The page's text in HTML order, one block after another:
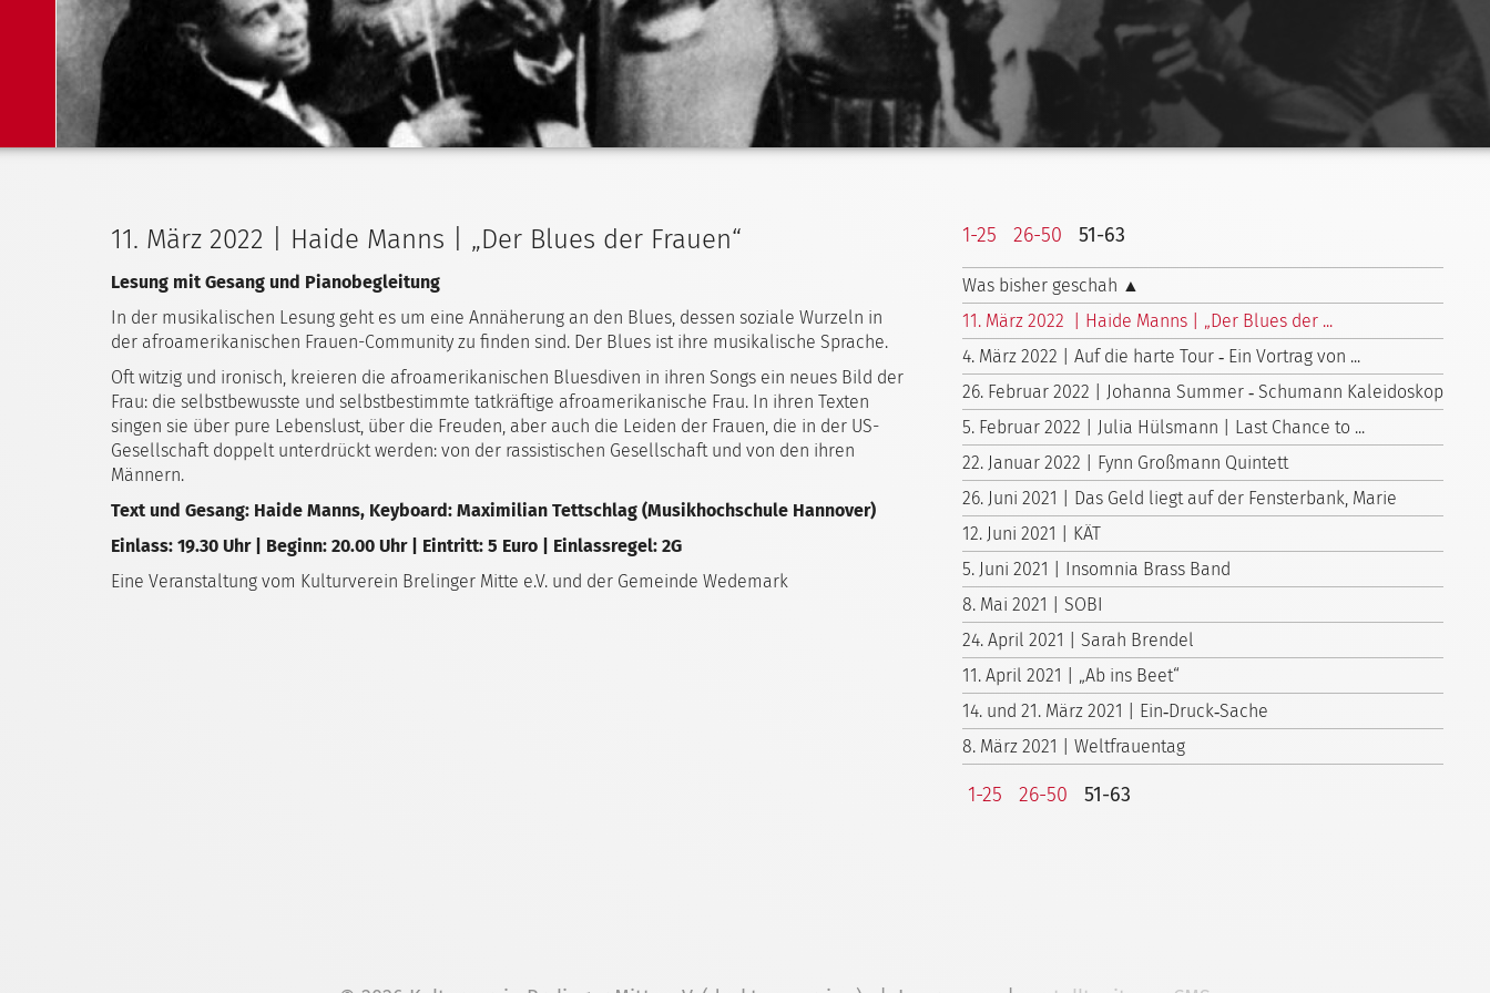
1-25 26-50 51-63
Was bisher geschah ▲
11. März 2022 | Haide Manns | „Der Blues der ...
4. März 2022 | Auf die harte Tour ‑ Ein Vortrag von ...
26. Februar 2022 | Johanna Summer ‑ Schumann Kaleidoskop
5. Februar 2022 | Julia Hülsmann | Last Chance to ...
22. Januar 2022 | Fynn Großmann Quintett
26. Juni 2021 | Das Geld liegt auf der Fensterbank, Marie
12. Juni 2021 | KÄT
5. Juni 2021 | Insomnia Brass Band
8. Mai 2021 | SOBI
24. April 2021 | Sarah Brendel
11. April 2021 | „Ab ins Beet“
14. und 21. März 2021 | Ein‑Druck‑Sache
8. März 2021 | Weltfrauentag
1-25 26-50 51-63
11. März 2022 | Haide Manns | „Der Blues der Frauen“
Lesung mit Gesang und Pianobegleitung
In der musikalischen Lesung geht es um eine Annäherung an den Blues, dessen soziale Wurzeln in
der afroamerikanischen Frauen-Community zu finden sind. Der Blues ist ihre musikalische Sprache.
Oft witzig und ironisch, kreieren die afroamerikanischen Bluesdiven in ihren Songs ein neues Bild der
Frau: die selbstbewusste und selbstbestimmte tatkräftige afroamerikanische Frau. In ihren Texten
singen sie über pure Lebenslust, über die Freuden, aber auch die Leiden der Frauen, die in der US-
Gesellschaft doppelt unterdrückt werden: von der rassistischen Gesellschaft und von den ihren
Männern.
Text und Gesang: Haide Manns, Keyboard: Maximilian Tettschlag (Musikhochschule Hannover)
Einlass: 19.30 Uhr | Beginn: 20.00 Uhr | Eintritt: 5 Euro | Einlassregel: 2G
Eine Veranstaltung vom Kulturverein Brelinger Mitte e.V. und der Gemeinde Wedemark